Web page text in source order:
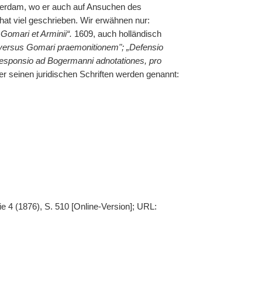
wo er auch auf Ansuchen des
viel geschrieben. Wir erwähnen nur:
et Arminii“. 1609, auch holländisch
Gomari praemonitionem"; „Defensio
ad Bogermanni adnotationes, pro
seinen juridischen Schriften werden genannt:
4 (1876), S. 510 [Online-Version]; URL: